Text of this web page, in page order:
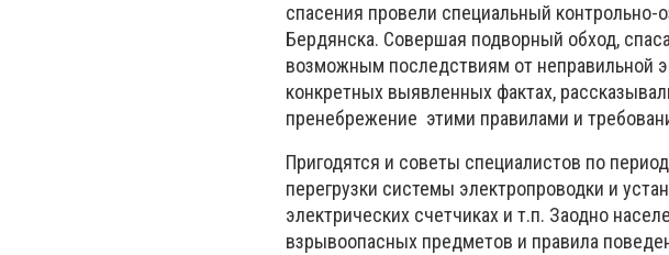
спасения провели специальный
Бердянска. Совершая подворный обход,
возможным последствиям от неправильной
конкретных выявленных фактах,
пренебрежение этими правилами и
Пригодятся и советы специалистов по
перегрузки системы электропроводки и
электрических счетчиках и т.п. Заодно
взрывоопасных предметов и правила